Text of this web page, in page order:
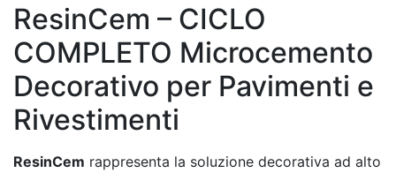
ResinCem – CICLO
COMPLETO Microcemento
Decorativo per Pavimenti e
Rivestimenti
ResinCem rappresenta la soluzione decorativa ad alto